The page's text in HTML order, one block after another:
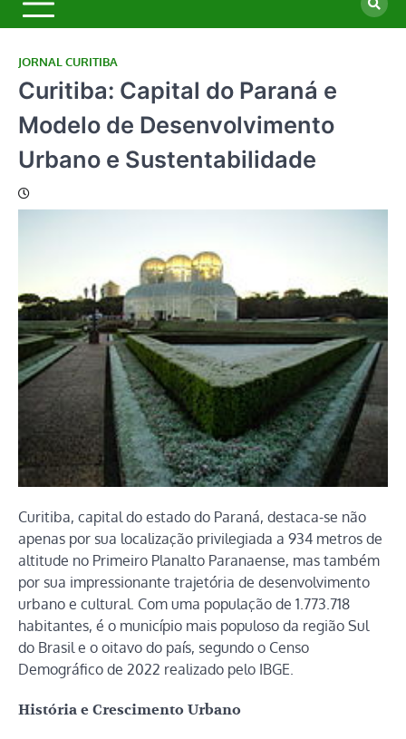
JORNAL CURITIBA
Curitiba: Capital do Paraná e
Modelo de Desenvolvimento
Urbano e Sustentabilidade
Curitiba, capital do estado do Paraná, destaca-se não
apenas por sua localização privilegiada a 934 metros de
altitude no Primeiro Planalto Paranaense, mas também
por sua impressionante trajetória de desenvolvimento
urbano e cultural. Com uma população de 1.773.718
habitantes, é o município mais populoso da região Sul
do Brasil e o oitavo do país, segundo o Censo
Demográfico de 2022 realizado pelo IBGE.
História e Crescimento Urbano